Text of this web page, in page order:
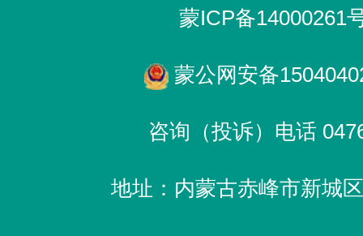
蒙ICP备14000261
蒙公网安备
咨询（投诉）电话
地址：内蒙古赤峰市新城